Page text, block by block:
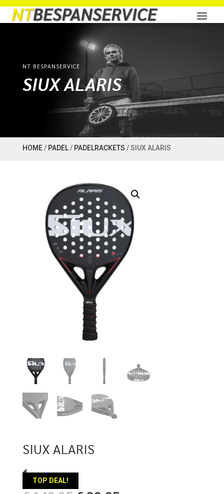
NT BESPANSERVICE
SIUX ALARIS
HOME/ PADEL/ PADELRACKETS / SIUX ALARIS
SIUX ALARIS
TOP DEAL!